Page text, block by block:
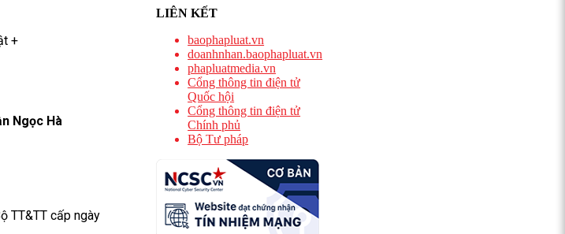
+
Ngọc Hà
TT&TT cấp ngày
LIÊN KẾT
baophapluat.vn
doanhnhan.baophapluat.vn
phapluatmedia.vn
Cổng thông tin điện tử
Quốc hội
Cổng thông tin điện tử
Chính phủ
Bộ Tư pháp